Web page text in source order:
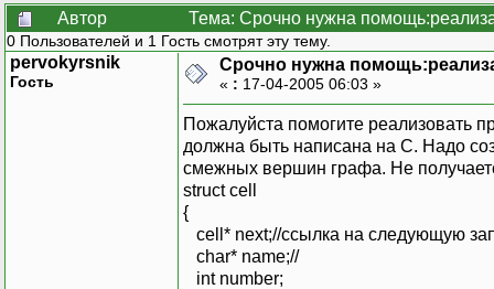
Автор
Тема: Срочно нужна
0 Пользователей и 1 Гость смотрят эту тему.
pervokyrsnik
Гость
Срочно нужна
« : 17-04-2005 06:03 »
Пожалуйста помогите реализовать
должна быть написана на С. Надо
смежных вершин графа. Не
struct cell
{
cell* next;//ссылка на следующую
char* name;//
int number;